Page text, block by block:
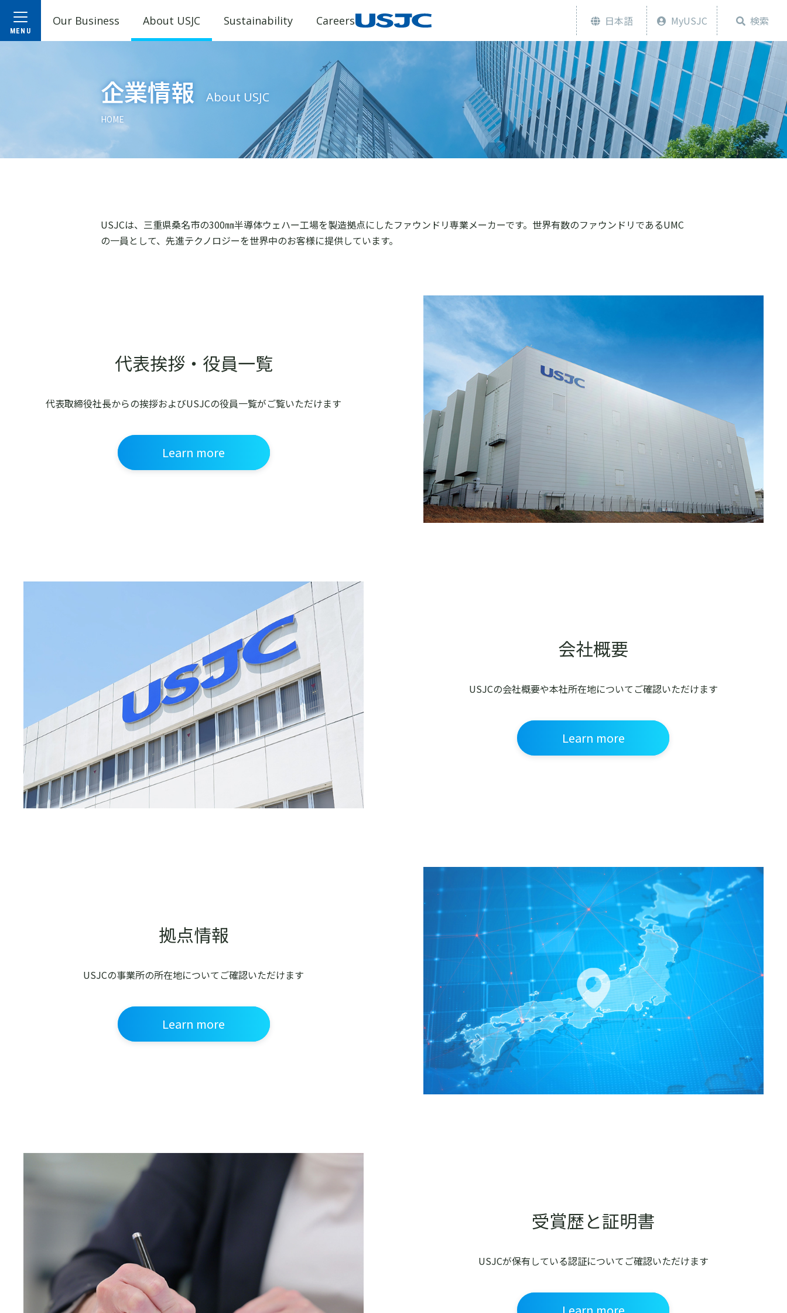
Our Business About USJC Sustainability Careers 日本語 MyUSJC 検索
企業情報 About USJC
HOME
USJCは、三重県桑名市の300㎜半導体ウェハー工場を製造拠点にしたファウンドリ専業メーカーです。世界有数のファウンドリであるUMC
の一員として、先進テクノロジーを世界中のお客様に提供しています。
代表挨拶・役員一覧
代表取締役社長からの挨拶およびUSJCの役員一覧がご覧いただけます
Learn more
会社概要
USJCの会社概要や本社所在地について ご確認いただけます
Learn more
拠点情報
USJCの事業所の所在地についてご確認いただけます
Learn more
受賞歴と証明書
USJCが保有している認証について ご確認いただけます
Learn more